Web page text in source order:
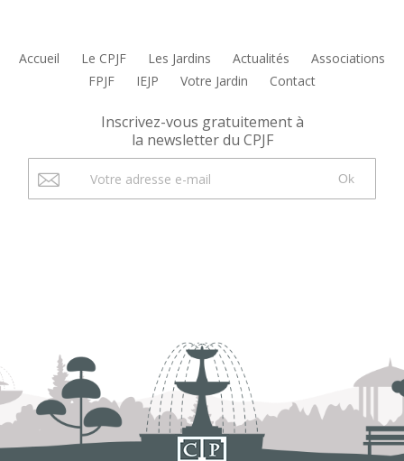
Accueil Le CPJF Les Jardins Actualités
Associations
FPJF
IEJP Votre Jardin Contact
Inscrivez-vous gratuitement à
la newsletter du CPJF
Ok